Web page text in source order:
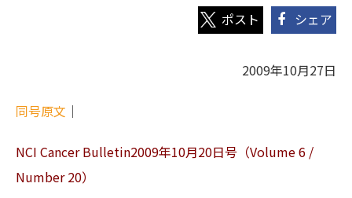
シェア
2009年10月27日
同号原文 ｜
NCI Cancer Bulletin2009年10月20日号（Volume 6 /
Number 20）